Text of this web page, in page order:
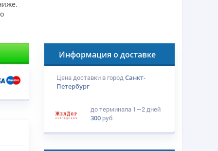
Информация о доставке
Цена доставки в городСанкт-
Петербург
до терминала 1—2 дней
300 руб.